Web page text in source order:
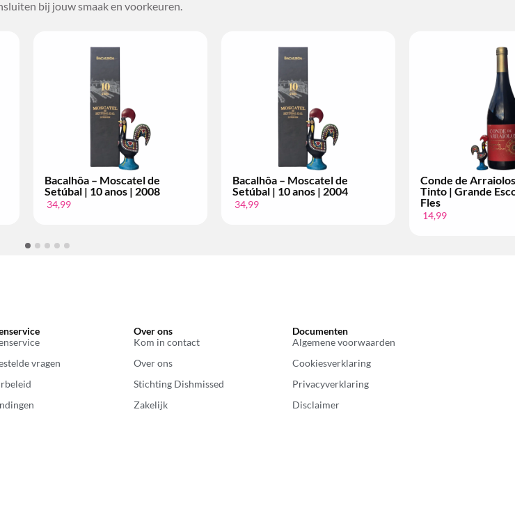
bij jouw smaak en voorkeuren.
Bacalhôa – Moscatel de
Setúbal | 10 anos | 2004
34,99
Conde de Arraiolos – Vinho
Tinto | Grande Escolha | Per
Fles
Conde de Arraiolos
Tinto | Superior |
12,99
vragen
Over ons
Kom in contact
Over ons
Stichting Dishmissed
Zakelijk
Documenten
Algemene voorwaarden
Cookiesverklaring
Privacyverklaring
Disclaimer